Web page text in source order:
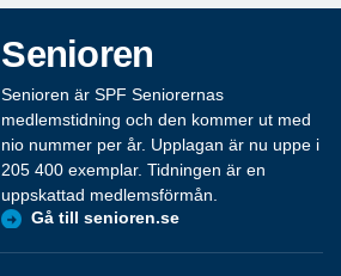
Senioren
Senioren är SPF Seniorernas
medlemstidning och den kommer ut med
nio nummer per år. Upplagan är nu uppe i
205 400 exemplar. Tidningen är en
uppskattad medlemsförmån.
Gå till senioren.se